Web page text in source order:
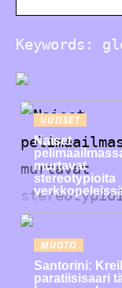
Keywords:
UUTISET
Naiset
murtavat
stereotypioita
MUOTO
Santorini:
paratiisisaari